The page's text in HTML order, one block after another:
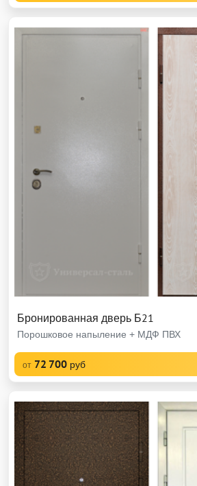
Бронированная дверь Б21
Порошковое напыление + МДФ ПВХ
от 72 700 руб